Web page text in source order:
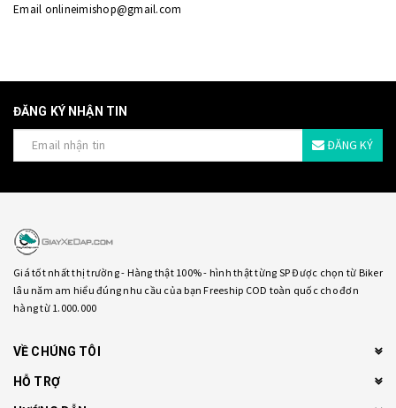
Email onlineimishop@gmail.com
ĐĂNG KÝ NHẬN TIN
ĐĂNG KÝ
Giá tốt nhất thị trường - Hàng thật 100% - hình thật từng SP Được chọn từ Biker
lâu năm am hiểu đúng nhu cầu của bạn Freeship COD toàn quốc cho đơn
hàng từ 1.000.000
VỀ CHÚNG TÔI
HỖ TRỢ